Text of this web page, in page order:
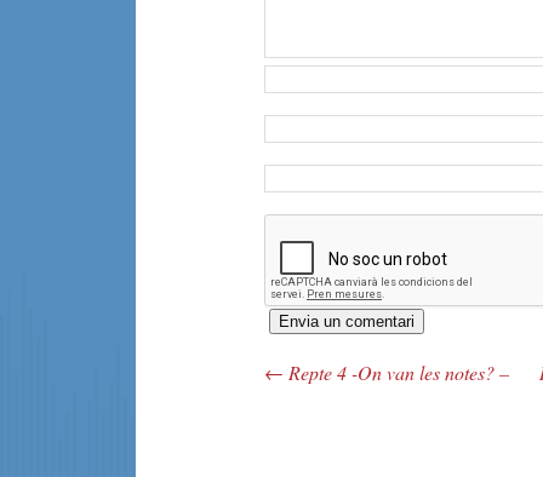
Navegació pels articles
← Repte 4 -On van les notes? –